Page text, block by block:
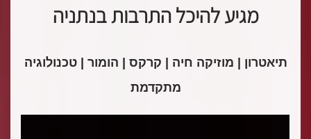
מגיע להיכל התרבות בנתניה
תיאטרון | מוזיקה חיה | קרקס | הומור | טכנולוגיה
מתקדמת